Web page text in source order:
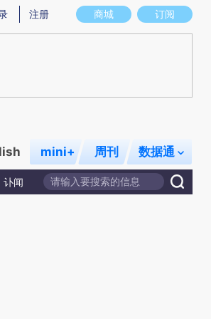
意图存在偏差。不代表财新观点和立场。推荐点击
商城 订阅
注册
mini+ 周刊 数据通
讣闻